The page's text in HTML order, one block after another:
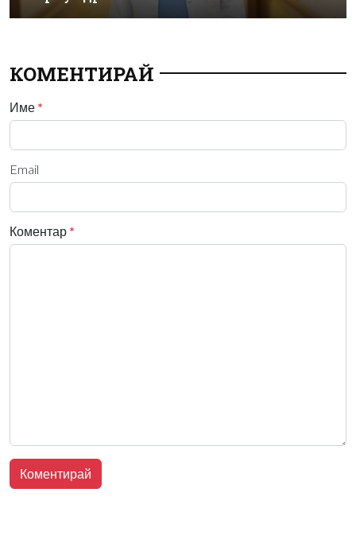
КОМЕНТИРАЙ
Име *
Email
Коментар *